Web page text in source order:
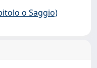
o Saggio)